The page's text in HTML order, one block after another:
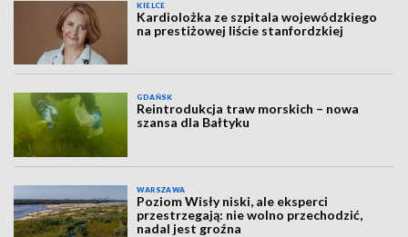
KIELCE
Kardiolożka ze szpitala wojewódzkiego
na prestiżowej liście stanfordzkiej
GDAŃSK
Reintrodukcja traw morskich – nowa
szansa dla Bałtyku
WARSZAWA
Poziom Wisły niski, ale eksperci
przestrzegają: nie wolno przechodzić,
nadal jest groźna